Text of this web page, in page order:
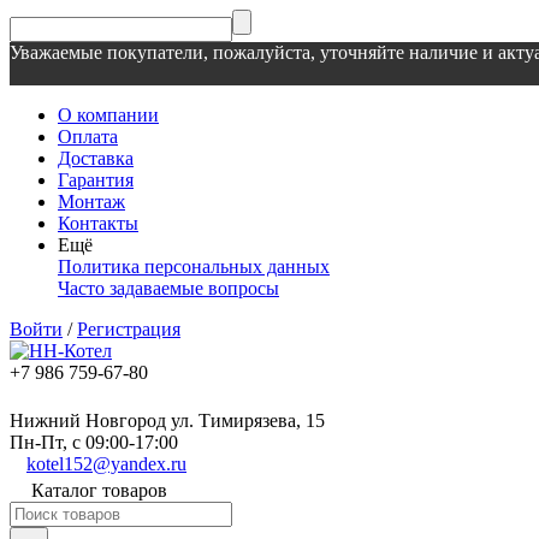
Уважаемые покупатели, пожалуйста, уточняйте наличие и
О компании
Оплата
Доставка
Гарантия
Монтаж
Контакты
Ещё
Политика персональных данных
Часто задаваемые вопросы
Войти /Регистрация
+7 986 759-67-80
Нижний Новгород ул. Тимирязева, 15
Пн-Пт, с 09:00-17:00
kotel152@yandex.ru
Каталог товаров